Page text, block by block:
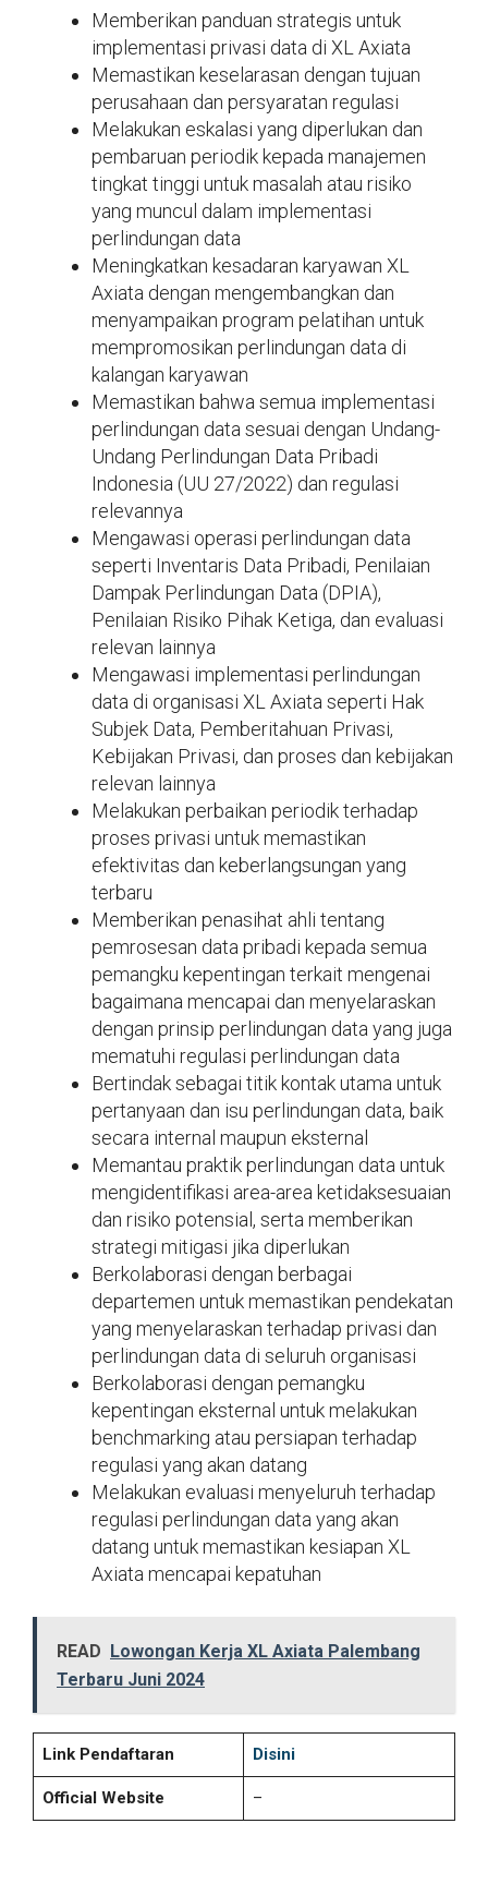
Memberikan panduan strategis untuk
implementasi privasi data di XL Axiata
Memastikan keselarasan dengan tujuan
perusahaan dan persyaratan regulasi
Melakukan eskalasi yang diperlukan dan
pembaruan periodik kepada manajemen
tingkat tinggi untuk masalah atau risiko
yang muncul dalam implementasi
perlindungan data
Meningkatkan kesadaran karyawan XL
Axiata dengan mengembangkan dan
menyampaikan program pelatihan untuk
mempromosikan perlindungan data di
kalangan karyawan
Memastikan bahwa semua implementasi
perlindungan data sesuai dengan Undang-
Undang Perlindungan Data Pribadi
Indonesia (UU 27/2022) dan regulasi
relevannya
Mengawasi operasi perlindungan data
seperti Inventaris Data Pribadi, Penilaian
Dampak Perlindungan Data (DPIA),
Penilaian Risiko Pihak Ketiga, dan evaluasi
relevan lainnya
Mengawasi implementasi perlindungan
data di organisasi XL Axiata seperti Hak
Subjek Data, Pemberitahuan Privasi,
Kebijakan Privasi, dan proses dan kebijakan
relevan lainnya
Melakukan perbaikan periodik terhadap
proses privasi untuk memastikan
efektivitas dan keberlangsungan yang
terbaru
Memberikan penasihat ahli tentang
pemrosesan data pribadi kepada semua
pemangku kepentingan terkait mengenai
bagaimana mencapai dan menyelaraskan
dengan prinsip perlindungan data yang juga
mematuhi regulasi perlindungan data
Bertindak sebagai titik kontak utama untuk
pertanyaan dan isu perlindungan data, baik
secara internal maupun eksternal
Memantau praktik perlindungan data untuk
mengidentifikasi area-area ketidaksesuaian
dan risiko potensial, serta memberikan
strategi mitigasi jika diperlukan
Berkolaborasi dengan berbagai
departemen untuk memastikan pendekatan
yang menyelaraskan terhadap privasi dan
perlindungan data di seluruh organisasi
Berkolaborasi dengan pemangku
kepentingan eksternal untuk melakukan
benchmarking atau persiapan terhadap
regulasi yang akan datang
Melakukan evaluasi menyeluruh terhadap
regulasi perlindungan data yang akan
datang untuk memastikan kesiapan XL
Axiata mencapai kepatuhan
READ
Lowongan Kerja XL Axiata Palembang
Terbaru Juni 2024
Link Pendaftaran Disini
Official Website –